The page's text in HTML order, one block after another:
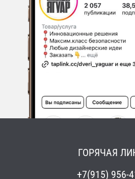
ГОРЯЧАЯ
+7(915) 956-